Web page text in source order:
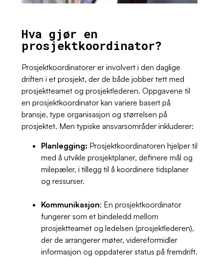
Hva gjør en
prosjektkoordinator?
Prosjektkoordinatorer er involvert i den daglige
driften i et prosjekt, der de både jobber tett med
prosjektteamet og prosjektlederen. Oppgavene til
en prosjektkoordinator kan variere basert på
bransje, type organisasjon og størrelsen på
prosjektet. Men typiske ansvarsområder inkluderer:
Planlegging: Prosjektkoordinatoren hjelper til
med å utvikle prosjektplaner, definere mål og
milepæler, i tillegg til å koordinere tidsplaner
og ressurser.
Kommunikasjon: En prosjektkoordinator
fungerer som et bindeledd mellom
prosjektteamet og ledelsen (prosjektlederen),
der de arrangerer møter, videreformidler
informasjon og oppdaterer status på fremdrift.